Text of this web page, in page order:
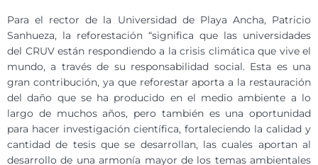
Para el rector de la Universidad de Playa Ancha, Patricio
Sanhueza, la reforestación “significa que las universidades
del CRUV están respondiendo a la crisis climática que vive el
mundo, a través de su responsabilidad social. Esta es una
gran contribución, ya que reforestar aporta a la restauración
del daño que se ha producido en el medio ambiente a lo
largo de muchos años, pero también es una oportunidad
para hacer investigación científica, fortaleciendo la calidad y
cantidad de tesis que se desarrollan, las cuales aportan al
desarrollo de una armonía mayor de los temas ambientales